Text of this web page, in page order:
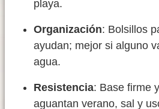
playa.
Organización: Bolsillos
ayudan; mejor si alguno
agua.
Resistencia: Base firme
aguantan verano, sal y